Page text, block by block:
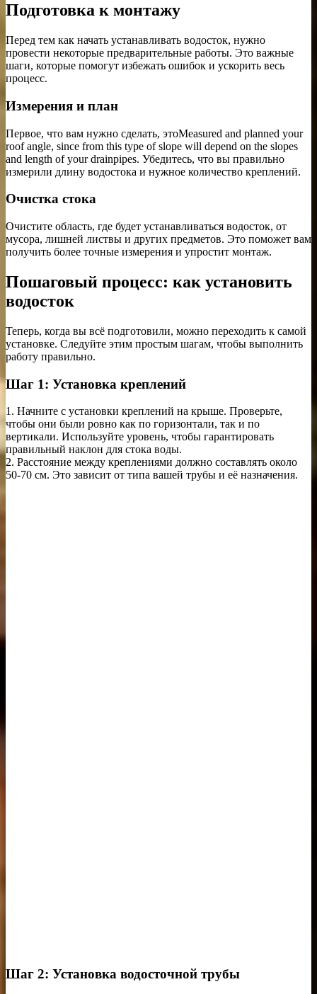
Подготовка к монтажу
Перед тем как начать устанавливать водосток, нужно
провести некоторые предварительные работы. Это важные
шаги, которые помогут избежать ошибок и ускорить весь
процесс.
Измерения и план
Первое, что вам нужно сделать, этоMeasured and planned your
roof angle, since from this type of slope will depend on the slopes
and length of your drainpipes. Убедитесь, что вы правильно
измерили длину водостока и нужное количество креплений.
Очистка стока
Очистите область, где будет устанавливаться водосток, от
мусора, лишней листвы и других предметов. Это поможет вам
получить более точные измерения и упростит монтаж.
Пошаговый процесс: как установить
водосток
Теперь, когда вы всё подготовили, можно переходить к самой
установке. Следуйте этим простым шагам, чтобы выполнить
работу правильно.
Шаг 1: Установка креплений
1. Начните с установки креплений на крыше. Проверьте,
чтобы они были ровно как по горизонтали, так и по
вертикали. Используйте уровень, чтобы гарантировать
правильный наклон для стока воды.
2. Расстояние между креплениями должно составлять около
50-70 см. Это зависит от типа вашей трубы и её назначения.
Шаг 2: Установка водосточной трубы